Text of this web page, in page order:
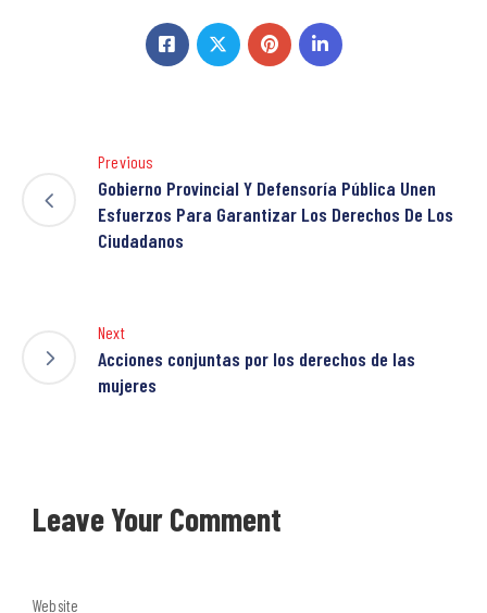
Previous
Gobierno Provincial Y Defensoría Pública Unen
Esfuerzos Para Garantizar Los Derechos De Los
Ciudadanos
Next
Acciones conjuntas por los derechos de las
mujeres
Leave Your Comment